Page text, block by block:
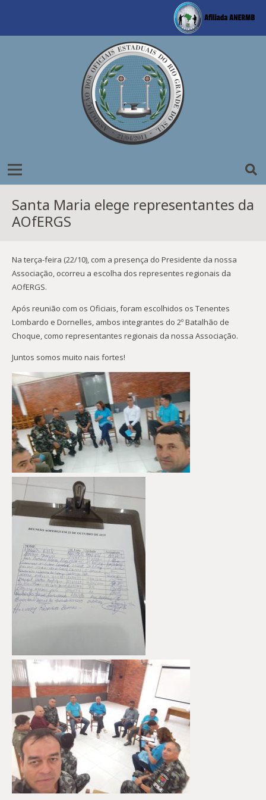
Santa Maria elege representantes da
AOfERGS
Na terça-feira (22/10), com a presença do Presidente da nossa
Associação, ocorreu a escolha dos representes regionais da
AOfERGS.
Após reunião com os Oficiais, foram escolhidos os Tenentes
Lombardo e Dornelles, ambos integrantes do 2º Batalhão de
Choque, como representantes regionais da nossa Associação.
Juntos somos muito nais fortes!